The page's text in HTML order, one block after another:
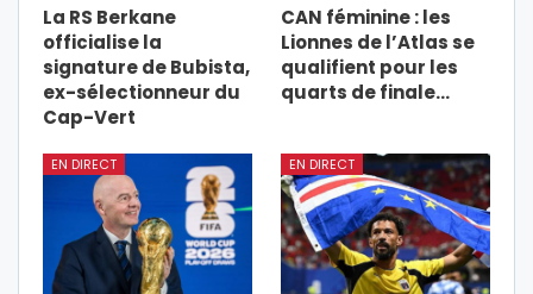
La RS Berkane
officialise la
signature de Bubista,
ex-sélectionneur du
Cap-Vert
CAN féminine : les
Lionnes de l’Atlas se
qualifient pour les
quarts de finale…
EN DIRECT EN DIRECT